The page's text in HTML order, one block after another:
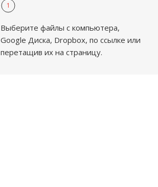
1
Выберите файлы с компьютера,
Google Диска, Dropbox, по ссылке или
перетащив их на страницу.